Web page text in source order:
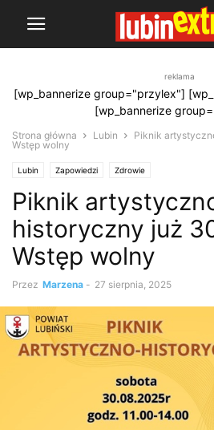
reklama
[wp_bannerize group="przylex"]
[wp_bannerize
Strona główna Lubin
Piknik
Wstęp wolny
Lubin Zapowiedzi Zdrowie
Piknik
historyczny już
Wstęp wolny
Przez Marzena - 27 sierpnia, 2025